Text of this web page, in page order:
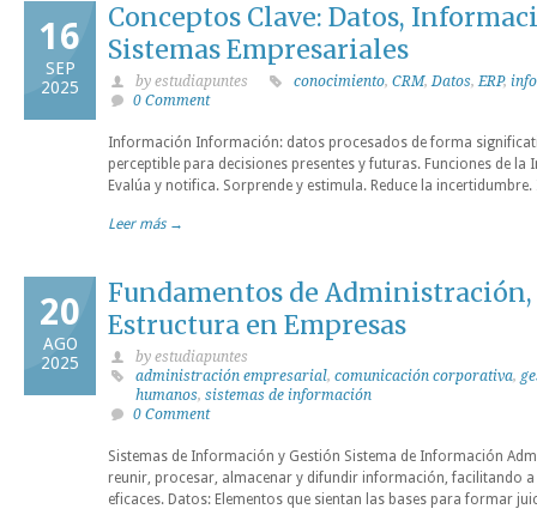
16
SEP
2025
Conceptos Clave: Datos,
Sistemas Empresariales
by estudiapuntes conocimiento, CRM,Datos,ERP,
0 Comment
Información Información: datos procesados de forma
perceptible para decisiones presentes y futuras. Funciones de
Evalúa y notifica. Sorprende y estimula. Reduce la
Leer más →
20
AGO
2025
Fundamentos de
Estructura en Empresas
by estudiapuntes
administración empresarial, comunicación corporativa,
humanos, sistemas de información
0 Comment
Sistemas de Información y Gestión Sistema de Información
reunir, procesar, almacenar y difundir información, facilitando
eficaces. Datos: Elementos que sientan las bases para formar